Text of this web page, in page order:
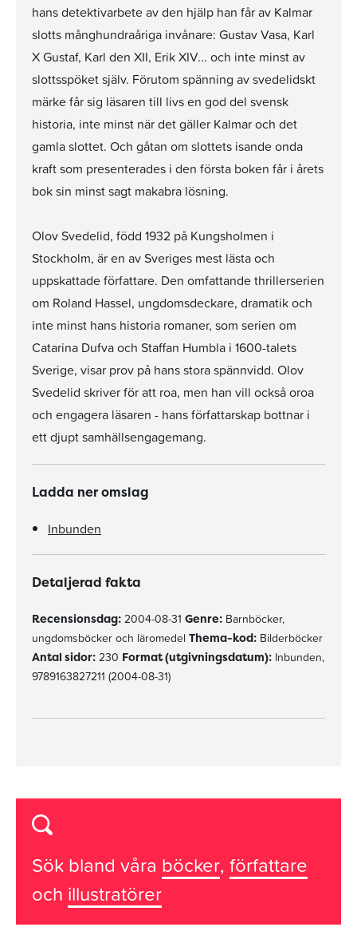
hans detektivarbete av den hjälp han får av Kalmar
slotts månghundraåriga invånare: Gustav Vasa, Karl
X Gustaf, Karl den XII, Erik XIV... och inte minst av
slottsspöket själv. Förutom spänning av svedelidskt
märke får sig läsaren till livs en god del svensk
historia, inte minst när det gäller Kalmar och det
gamla slottet. Och gåtan om slottets isande onda
kraft som presenterades i den första boken får i årets
bok sin minst sagt makabra lösning.
Olov Svedelid, född 1932 på Kungsholmen i
Stockholm, är en av Sveriges mest lästa och
uppskattade författare. Den omfattande thrillerserien
om Roland Hassel, ungdomsdeckare, dramatik och
inte minst hans historia romaner, som serien om
Catarina Dufva och Staffan Humbla i 1600-talets
Sverige, visar prov på hans stora spännvidd. Olov
Svedelid skriver för att roa, men han vill också oroa
och engagera läsaren - hans författarskap bottnar i
ett djupt samhällsengagemang.
Ladda ner omslag
Inbunden
Detaljerad fakta
Recensionsdag: 2004-08-31 Genre: Barnböcker,
ungdomsböcker och läromedel Thema-kod: Bilderböcker
Antal sidor: 230 Format (utgivningsdatum): Inbunden,
9789163827211 (2004-08-31)
Sök bland våra böcker, författare
och illustratörer